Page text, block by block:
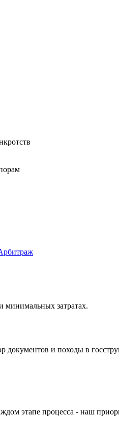
минимальных затратах.
документов и походы в
этапе процесса - наш